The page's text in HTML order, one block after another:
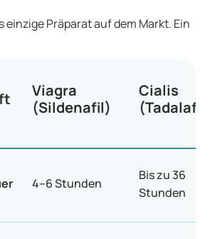
einzige Präparat auf dem Markt. Ein
Viagra
(Sildenafil)
Cialis
4–6 Stunden
Bis zu 36
Stunden